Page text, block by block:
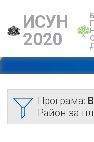
ИСУН
2020
Програма:
Район за